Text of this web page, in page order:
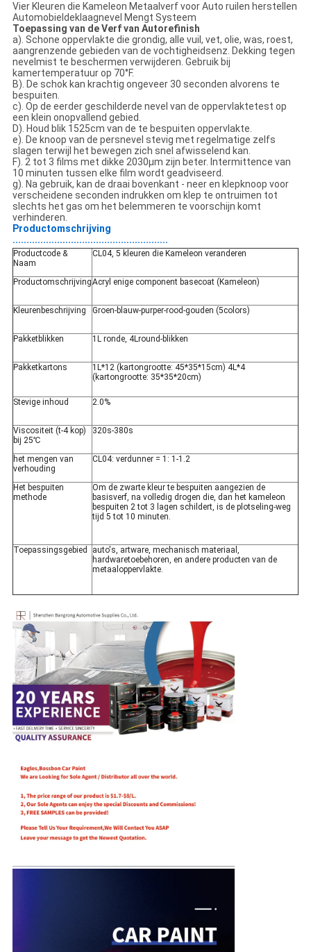
Vier Kleuren die Kameleon Metaalverf voor Auto ruilen herstellen
Automobieldeklaagnevel Mengt Systeem
Toepassing van de Verf van Autorefinish
a). Schone oppervlakte die grondig, alle vuil, vet, olie, was, roest,
aangrenzende gebieden van de vochtigheidsenz. Dekking tegen
nevelmist te beschermen verwijderen. Gebruik bij
kamertemperatuur op 70°F.
B). De schok kan krachtig ongeveer 30 seconden alvorens te
bespuiten.
c). Op de eerder geschilderde nevel van de oppervlaktetest op
een klein onopvallend gebied.
D). Houd blik 1525cm van de te bespuiten oppervlakte.
e). De knoop van de persnevel stevig met regelmatige zelfs
slagen terwijl het bewegen zich snel afwisselend kan.
F). 2 tot 3 films met dikke 2030µm zijn beter. Intermittence van
10 minuten tussen elke film wordt geadviseerd.
g). Na gebruik, kan de draai bovenkant - neer en klepknoop voor
verscheidene seconden indrukken om klep te ontruimen tot
slechts het gas om het belemmeren te voorschijn komt
verhinderen.
Productomschrijving
........................................................
Productcode &
Naam
CL04, 5 kleuren die Kameleon veranderen
ProductomschrijvingAcryl enige component basecoat (Kameleon)
Kleurenbeschrijving Groen-blauw-purper-rood-gouden (5colors)
Pakketblikken 1L ronde, 4Lround-blikken
Pakketkartons
1L*12 (kartongrootte: 45*35*15cm) 4L*4
(kartongrootte: 35*35*20cm)
Stevige inhoud 2.0%
Viscositeit (t-4 kop)
bij 25℃
320s-380s
het mengen van
verhouding
CL04: verdunner = 1: 1-1.2
Het bespuiten
methode
Om de zwarte kleur te bespuiten aangezien de
basisverf, na volledig drogen die, dan het kameleon
bespuiten 2 tot 3 lagen schildert, is de plotseling-weg
tijd 5 tot 10 minuten.
Toepassingsgebied
auto's, artware, mechanisch materiaal,
hardwaretoebehoren, en andere producten van de
metaaloppervlakte.